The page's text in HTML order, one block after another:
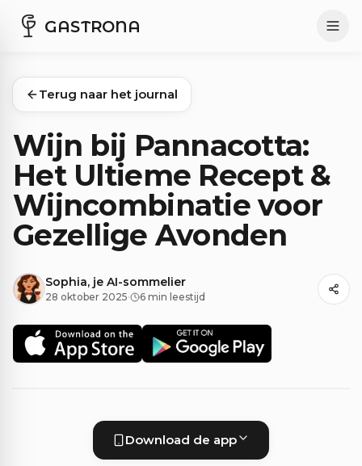
GASTRONA
Terug naar het journal
Wijn bij Pannacotta:
Het Ultieme Recept &
Wijncombinatie voor
Gezellige Avonden
Sophia, je AI-sommelier
28 oktober 2025· 6 min leestijd
Download de app